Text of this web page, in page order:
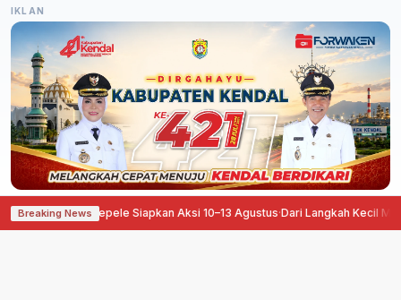
IKLAN
Breaking News
Pati Ora Sepele Siapkan Aksi 10–13 Agustus·Dari Langkah Kecil